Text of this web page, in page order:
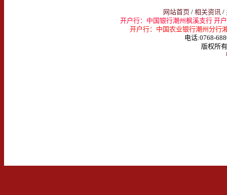
网站首页/ 相关资讯/
开户行：中国银行潮州枫溪支行 开
开户行：中国农业银行潮州分行
电话:0768-
版权所